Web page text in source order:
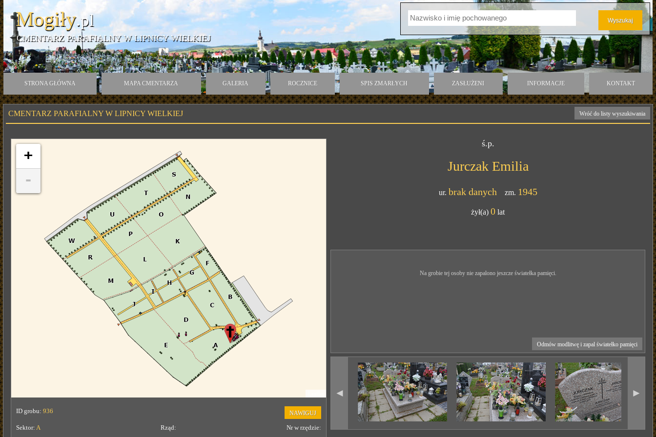
Mogiły.pl
CMENTARZ PARAFIALNY W LIPNICY WIELKIEJ
STRONA GŁÓWNA MAPA CMENTARZA GALERIA ROCZNICE SPIS ZMARŁYCH ZASŁUŻENI INFORMACJE KONTAKT
CMENTARZ PARAFIALNY W LIPNICY WIELKIEJ Wróć do listy wyszukiwania
+
-
ID grobu: 936 NAWIGUJ
Sektor: A Rząd: Nr w rzędzie:
ś.p.
Jurczak Emilia
ur. brak danych zm. 1945
żył(a)0 lat
Na grobie tej osoby nie zapalono jeszcze światełka pamięci.
Odmów modlitwę i zapal światełko pamięci
◄ ►